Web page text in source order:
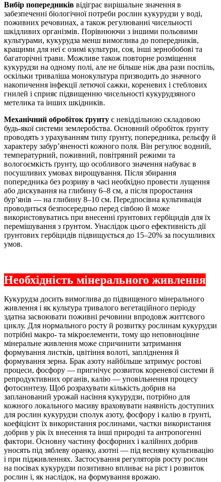
Вибір попередників відіграє вирішальне значення в
забезпеченні біологічної потреби рослин кукурудзи у воді,
поживних речовинах, а також регулюванні чисельності
шкідливих організмів. Порівнюючи з іншими польовими
культурами, кукурудза менш вимоглива до попередників,
кращими для неї є озимі культури, соя, інші зернобобові та
багаторічні трави. Можливе також повторне розміщення
кукурудзи на одному полі, але не більше ніж два рази поспіль,
оскільки триваліша монокультура призводить до значного
накопичення інфекції летючої сажки, кореневих і стеблових
гнилей і сприяє підвищенню чисельності кукурудзяного
метелика та інших шкідників.
Механічний обробіток ґрунту є невіддільною складовою
будь-якої системи землеробства. Основний обробіток ґрунту
проводять з урахуванням типу ґрунту, попередника, рельєфу й
характеру забур’яненості кожного поля. Він регулює водний,
температурний, поживний, повітряний режими та
вологоємкість ґрунту, що особливого значення набуває в
посушливих умовах вирощування. Після збирання
попередника без розриву в часі необхідно провести лущення
або дискування на глибину 6–8 см, а після проростання
бур’янів — на глибину 8–10 см. Передпосівна культивація
проводиться безпосередньо перед сівбою й може
використовуватись при внесенні ґрунтових гербіцидів для їх
перемішування з ґрунтом. Унаслідок цього ефективність дії
ґрунтових гербіцидів підвищується до 15–20% за посушливих
умов.
Необхідність мінерального живлення
Кукурудза досить вимоглива до підвищеного мінерального
живлення і як культура тривалого вегетаційного періоду
здатна засвоювати поживні речовини впродовж життєвого
циклу. Для нормального росту й розвитку рослинам кукурудзи
потрібні макро- та мікроелементи, тому що неповноцінне
мінеральне живлення може спричинити затримання
формування листків, цвітіння волоті, запліднення й
формування зерна. Брак азоту найбільше затримує ростові
процеси, фосфору — пригнічує розвиток кореневої системи й
репродуктивних органів, калію — уповільнення процесу
фотосинтезу. Щоб розрахувати кількість добрив на
запланований урожай насіння кукурудзи, потрібно для
кожного локального масиву враховувати наявність доступних
для рослин кукурудзи сполук азоту, фосфору і калію в ґрунті,
коефіцієнт їх використання рослинами, частки використання
добрив у рік їх внесення та інші природні та антропогенні
фактори. Основну частину фосфорних і калійних добрив
уносять під зяблеву оранку, азотні — під весняну культивацію
і при підживленнях. Застосування регуляторів росту рослин
на посівах кукурудзи позитивно впливає на ріст і розвиток
рослин і, як наслідок, на формування врожаю.